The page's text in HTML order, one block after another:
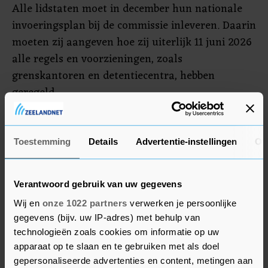
Toestemming Details Advertentie-instellingen
Verantwoord gebruik van uw gegevens
Wij en onze 1022 partners verwerken je persoonlijke
gegevens (bijv. uw IP-adres) met behulp van
technologieën zoals cookies om informatie op uw
apparaat op te slaan en te gebruiken met als doel
gepersonaliseerde advertenties en content, metingen aan
Alle lidstaten moet in december hun nationale
invoeringsplan bij de commissie inleveren. Daarin
moeten zij aangeven hoe zij uiterlijk 11 juni 2026
alle regels en voorzieningen, zoals
grenskantoren en detentiecentra, hebben
geregeld.
Van der Burg vindt dat de Europese Commissie
"die wat kritischer kijken naar het pact" op tijd
klaar zijn. "Daar moet de commissie bovenop
zitten."
Landen die treuzelen of achterblijven, moeten